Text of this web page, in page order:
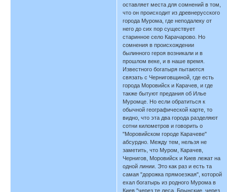
оставляет места для сомнений в том,
что он происходит из древнерусского
города Мурома, где неподалеку от
него до сих пор существует
старинное село Карачарово. Но
сомнения в происхождении
былинного героя возникали и в
прошлом веке, и в наше время.
Известного богатыря пытаются
связать с Черниговщиной, где есть
города Моровийск и Карачев, и где
также бытуют предания об Илье
Муромце. Но если обратиться к
обычной географической карте, то
видно, что эта два города разделяют
сотни километров и говорить о
"Моровийском городе Карачеве"
абсурдно. Между тем, нельзя не
заметить, что Муром, Карачев,
Чернигов, Моровийск и Киев лежат на
одной линии. Это как раз и есть та
самая "дорожка прямоезжая", которой
ехал богатырь из родного Мурома в
Киев "через те леса, Брынские, через